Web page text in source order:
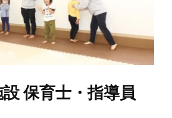
保育士・指導員